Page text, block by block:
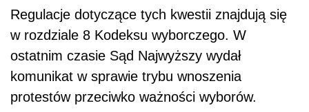
Regulacje dotyczące tych kwestii znajdują się
w rozdziale 8 Kodeksu wyborczego. W
ostatnim czasie Sąd Najwyższy wydał
komunikat w sprawie trybu wnoszenia
protestów przeciwko ważności wyborów.